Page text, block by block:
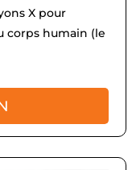
X pour
corps humain (le